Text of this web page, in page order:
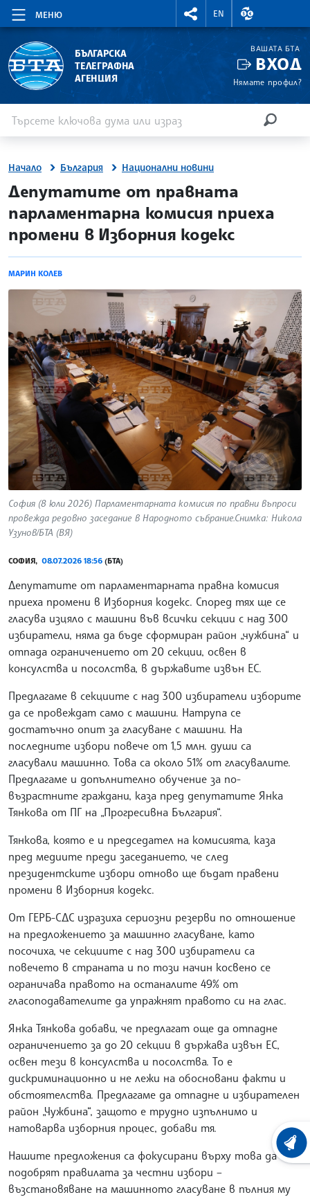
МЕНЮ
RIGHTMENU.SOCIAL
EN
ВАЛУТНИ
БЪЛГАРСКА
ТЕЛЕГРАФНА
АГЕНЦИЯ
ВАШАТА БТА
ВХОД
Нямате профил?
Начало България Национални новини
site.bta
Депутатите от правната
парламентарна комисия приеха
промени в Изборния кодекс
МАРИН КОЛЕВ
София (8 юли 2026) Парламентарната комисия по правни въпроси
провежда редовно заседание в Народното събрание.Снимка: Никола
Узунов/БТА (ВЯ)
СОФИЯ, 08.07.2026 18:56 (БТА)
Депутатите от парламентарната правна комисия
приеха промени в Изборния кодекс. Според тях ще се
гласува изцяло с машини във всички секции с над 300
избиратели, няма да бъде сформиран район „чужбина“ и
отпада ограничението от 20 секции, освен в
консулства и посолства, в държавите извън ЕС.
Предлагаме в секциите с над 300 избиратели изборите
да се провеждат само с машини. Натрупа се
достатъчно опит за гласуване с машини. На
последните избори повече от 1,5 млн. души са
гласували машинно. Това са около 51% от гласувалите.
Предлагаме и допълнително обучение за по-
възрастните граждани, каза пред депутатите Янка
Тянкова от ПГ на „Прогресивна България“.
Тянкова, която е и председател на комисията, каза
пред медиите преди заседанието, че след
президентските избори отново ще бъдат правени
промени в Изборния кодекс.
От ГЕРБ-СДС изразиха сериозни резерви по отношение
на предложението за машинно гласуване, като
посочиха, че секциите с над 300 избиратели са
повечето в страната и по този начин косвено се
ограничава правото на останалите 49% от
гласоподавателите да упражнят правото си на глас.
Янка Тянкова добави, че предлагат още да отпадне
ограничението за до 20 секции в държава извън ЕС,
освен тези в консулства и посолства. То е
дискриминационно и не лежи на обосновани факти и
обстоятелства. Предлагаме да отпадне и избирателен
район „Чужбина“, защото е трудно изпълнимо и
натоварва изборния процес, добави тя.
Нашите предложения са фокусирани върху това да се
подобрят правилата за честни избори –
възстановяване на машинното гласуване в пълния му